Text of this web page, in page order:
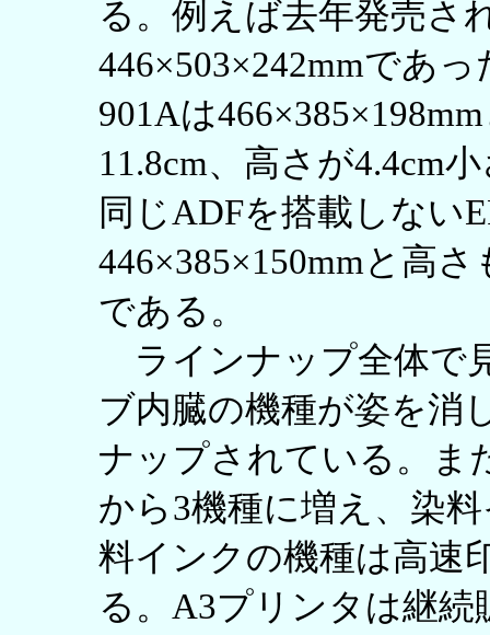
る。例えば去年発売さ
446×503×242mmであ
901Aは
11.8cm、高さが4.4cm
同じADFを搭載しない
446×385×150mmと高
である。
ラインナップ全体で
ブ内臓の機種が姿を消
ナップされている。ま
から3機種に増え、染
料インクの機種は高速
る。A3プリンタは継